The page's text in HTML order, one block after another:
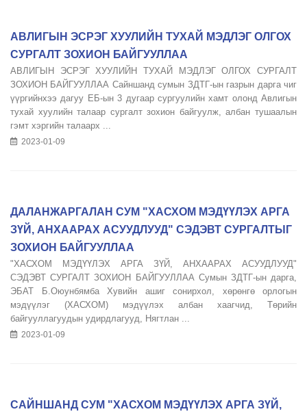
АВЛИГЫН ЭСРЭГ ХУУЛИЙН ТУХАЙ МЭДЛЭГ ОЛГОХ
СУРГАЛТ ЗОХИОН БАЙГУУЛЛАА
АВЛИГЫН ЭСРЭГ ХУУЛИЙН ТУХАЙ МЭДЛЭГ ОЛГОХ СУРГАЛТ
ЗОХИОН БАЙГУУЛЛАА Сайншанд сумын ЗДТГ-ын газрын дарга чиг
үүргийнхээ дагуу ЕБ-ын 3 дугаар сургуулийн хамт олонд Авлигын
тухай хуулийн талаар сургалт зохион байгуулж, албан тушаалын
гэмт хэргийн талаарх ...
2023-01-09
ДАЛАНЖАРГАЛАН СУМ "ХАСХОМ МЭДҮҮЛЭХ АРГА
ЗҮЙ, АНХААРАХ АСУУДЛУУД" СЭДЭВТ СУРГАЛТЫГ
ЗОХИОН БАЙГУУЛЛАА
"ХАСХОМ МЭДҮҮЛЭХ АРГА ЗҮЙ, АНХААРАХ АСУУДЛУУД"
СЭДЭВТ СУРГАЛТ ЗОХИОН БАЙГУУЛЛАА Сумын ЗДТГ-ын дарга,
ЭБАТ Б.Оюунбямба Хувийн ашиг сонирхол, хөрөнгө орлогын
мэдүүлэг (ХАСХОМ) мэдүүлэх албан хаагчид, Төрийн
байгууллагуудын удирдлагууд, Нягтлан ...
2023-01-09
САЙНШАНД СУМ "ХАСХОМ МЭДҮҮЛЭХ АРГА ЗҮЙ,